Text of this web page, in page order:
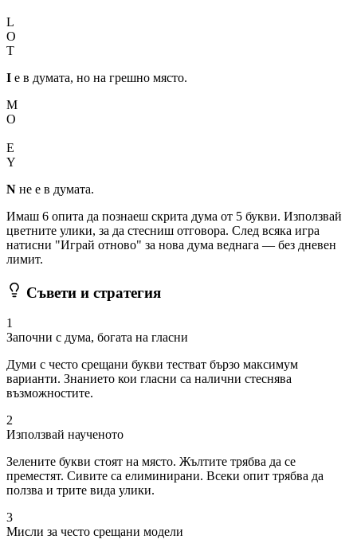
L
O
T
I е в думата, но на грешно място.
M
O
E
Y
N не е в думата.
Имаш 6 опита да познаеш скрита дума от 5 букви. Използвай
цветните улики, за да стесниш отговора. След всяка игра
натисни "Играй отново" за нова дума веднага — без дневен
лимит.
Съвети и стратегия
1
Започни с дума, богата на гласни
Думи с често срещани букви тестват бързо максимум
варианти. Знанието кои гласни са налични стеснява
възможностите.
2
Използвай наученото
Зелените букви стоят на място. Жълтите трябва да се
преместят. Сивите са елиминирани. Всеки опит трябва да
ползва и трите вида улики.
3
Мисли за често срещани модели